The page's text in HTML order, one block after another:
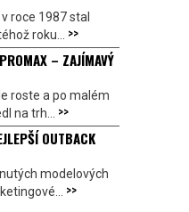
roce 1987 stal
roku... >>
– ZAJÍMAVÝ
roste a po malém
na trh... >>
OUTBACK
modelových
>>